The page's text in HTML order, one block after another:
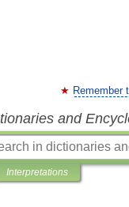
Remember
and
Interpretations